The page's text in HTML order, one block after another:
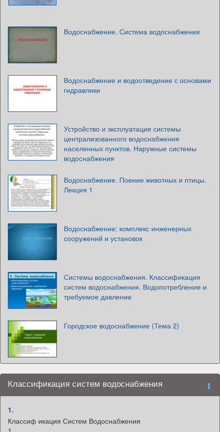
Водоснабжение. Система водоснабжения
Водоснабжение и водоотведение с основами
гидравлики
Устройство и эксплуатация системы
централизованного водоснабжения
населенных пунктов. Наружные системы
водоснабжения
Водоснабжение. Поение животных и птицы.
Лекция 1
Водоснабжение: комплекс инженерных
сооружений и установок
Системы водоснабжения. Классификация
систем водоснабжения. Водопотребление и
требуемое давление
Городское водоснабжение (Тема 2)
Классификация систем водоснабжения
1.
Классиф икация Систем Водоснабжения